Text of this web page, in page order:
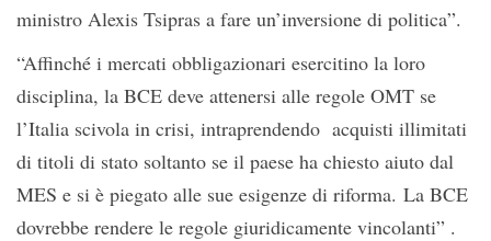
ministro Alexis Tsipras a fare un’inversione di politica”.
“Affinché i mercati obbligazionari esercitino la loro
disciplina, la BCE deve attenersi alle regole OMT se
l’Italia scivola in crisi, intraprendendo acquisti illimitati
di titoli di stato soltanto se il paese ha chiesto aiuto dal
MES e si è piegato alle sue esigenze di riforma. La BCE
dovrebbe rendere le regole giuridicamente vincolanti” .